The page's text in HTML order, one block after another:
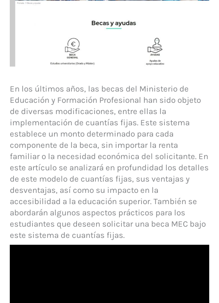
En los últimos años, las becas del Ministerio de
Educación y Formación Profesional han sido objeto
de diversas modificaciones, entre ellas la
implementación de cuantías fijas. Este sistema
establece un monto determinado para cada
componente de la beca, sin importar la renta
familiar o la necesidad económica del solicitante. En
este artículo se analizará en profundidad los detalles
de este modelo de cuantías fijas, sus ventajas y
desventajas, así como su impacto en la
accesibilidad a la educación superior. También se
abordarán algunos aspectos prácticos para los
estudiantes que deseen solicitar una beca MEC bajo
este sistema de cuantías fijas.